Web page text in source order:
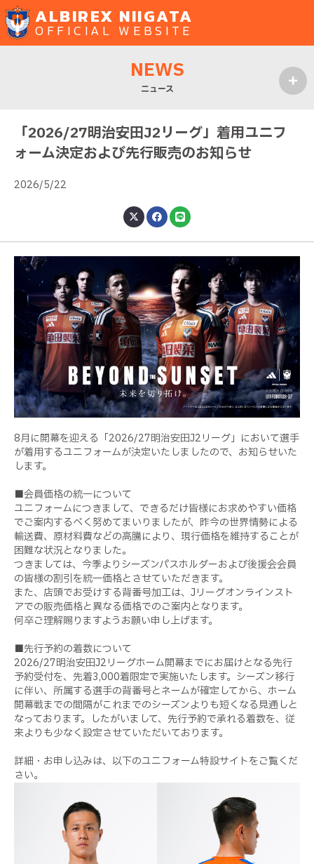
ALBIREX NIIGATA
OFFICIAL WEBSITE
NEWS
ニュース
「2026/27明治安田J2リーグ」着用ユニフ
ォーム決定および先行販売のお知らせ
2026/5/22
8月に開幕を迎える「2026/27明治安田J2リーグ」において選手
が着用するユニフォームが決定いたしましたので、お知らせいた
します。
■会員価格の統一について
ユニフォームにつきまして、できるだけ皆様にお求めやすい価格
でご案内するべく努めてまいりましたが、昨今の世界情勢による
輸送費、原材料費などの高騰により、現行価格を維持することが
困難な状況となりました。
つきましては、今季よりシーズンパスホルダーおよび後援会会員
の皆様の割引を統一価格とさせていただきます。
また、店頭でお受けする背番号加工は、Jリーグオンラインスト
アでの販売価格と異なる価格でのご案内となります。
何卒ご理解賜りますようお願い申し上げます。
■先行予約の着数について
2026/27明治安田J2リーグホーム開幕までにお届けとなる先行
予約受付を、先着3,000着限定で実施いたします。シーズン移行
に伴い、所属する選手の背番号とネームが確定してから、ホーム
開幕戦までの間隔がこれまでのシーズンよりも短くなる見通しと
なっております。したがいまして、先行予約で承れる着数を、従
来よりも少なく設定させていただいております。
詳細・お申し込みは、以下のユニフォーム特設サイトをご覧くだ
さい。